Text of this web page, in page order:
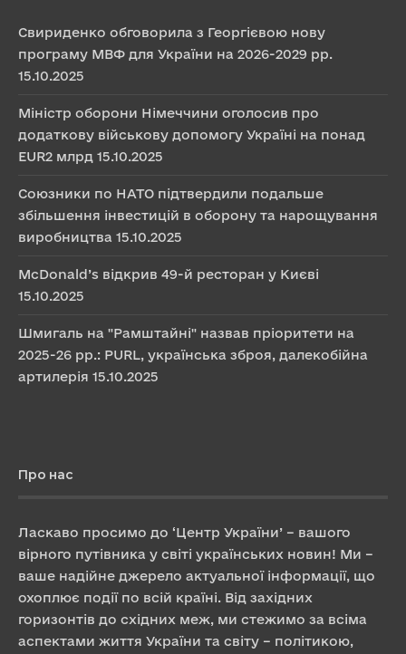
Свириденко обговорила з Георгієвою нову
програму МВФ для України на 2026-2029 рр.
15.10.2025
Міністр оборони Німеччини оголосив про
додаткову військову допомогу Україні на понад
EUR2 млрд 15.10.2025
Союзники по НАТО підтвердили подальше
збільшення інвестицій в оборону та нарощування
виробництва 15.10.2025
McDonald’s відкрив 49-й ресторан у Києві
15.10.2025
Шмигаль на "Рамштайні" назвав пріоритети на
2025-26 рр.: PURL, українська зброя, далекобійна
артилерія 15.10.2025
Про нас
Ласкаво просимо до ‘Центр України’ – вашого
вірного путівника у світі українських новин! Ми –
ваше надійне джерело актуальної інформації, що
охоплює події по всій країні. Від західних
горизонтів до східних меж, ми стежимо за всіма
аспектами життя України та світу – політикою,